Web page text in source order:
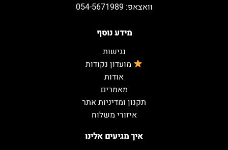
איך מגיעים אלינו
מידע נוסף
נגישות
מועדון נקודות
אודות
מאמרים
תקנון ומדיניות אתר
איזורי משלוח
וואצאפ: 054-5671989